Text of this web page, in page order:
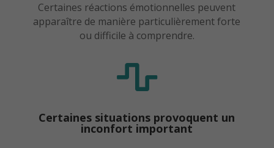
Certaines réactions émotionnelles peuvent
apparaître de manière particulièrement forte
ou difficile à comprendre.

Certaines situations provoquent un
inconfort important